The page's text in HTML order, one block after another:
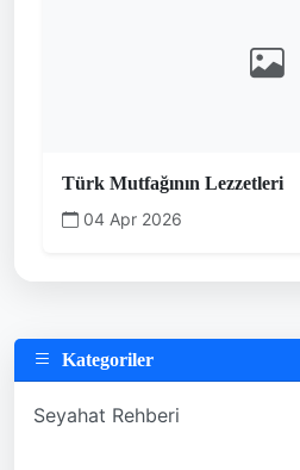
Türk Mutfağının Lezzetleri
04 Apr 2026
Kategoriler
Seyahat Rehberi